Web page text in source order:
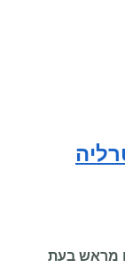
מראש בעת